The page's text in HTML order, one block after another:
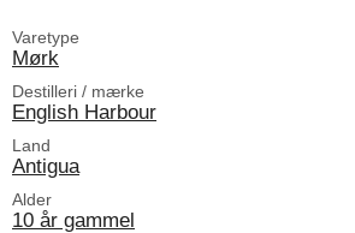
Varetype
Mørk
Destilleri / mærke
English Harbour
Land
Antigua
Alder
10 år gammel